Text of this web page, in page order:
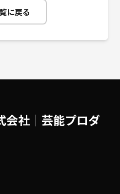
に戻る
会社│芸能プロダ